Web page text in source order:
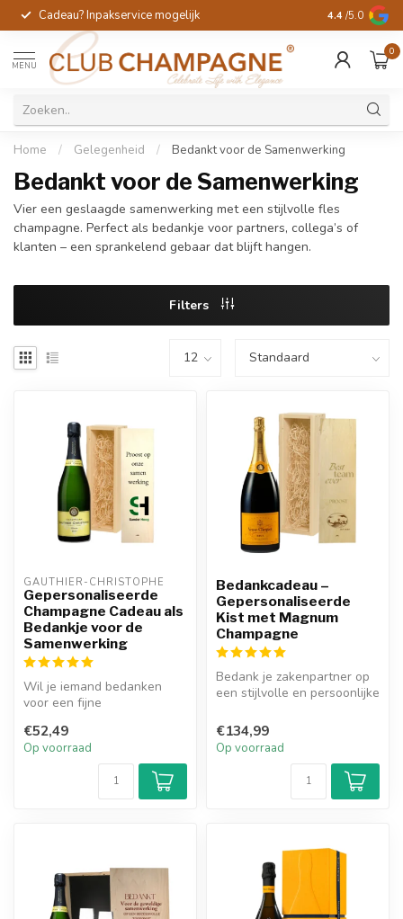
Cadeau? Inpakservice mogelijk Gratis
4.4 /5.0
MENU
0
Home / Gelegenheid / Bedankt voor de Samenwerking
Bedankt voor de Samenwerking
Vier een geslaagde samenwerking met een stijlvolle fles
champagne. Perfect als bedankje voor partners, collega’s of
klanten – een sprankelend gebaar dat blijft hangen.
Filters
GAUTHIER-CHRISTOPHE
Gepersonaliseerde
Champagne Cadeau als
Bedankje voor de
Samenwerking
Wil je iemand bedanken
voor een fijne
voor onze Gepersona...
€52,49
Op voorraad
Bedankcadeau –
Gepersonaliseerde
Kist met Magnum
Champagne
Bedank je zakenpartner op
een stijlvolle en persoonlijke
€134,99
Op voorraad